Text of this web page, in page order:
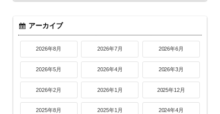
アーカイブ
2026年8月 2026年7月 2026年6月
2026年5月 2026年4月 2026年3月
2026年2月 2026年1月 2025年12月
2025年8月 2025年1月 2024年4月